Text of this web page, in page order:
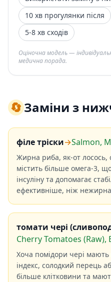
10 хв прогулянки після
5-8 хв сходів
Оціночна модель —
медична порада.
🔄Заміни з
філе тріски→Salmon,
Жирна риба, як-от лосось,
містить більше омега-3,
інсуліну та допомагає
ефективніше, ніж
томати чері
Cherry Tomatoes (Raw),
Хоча помідори чері мають
індекс, солодкий перець
більше клітковини та